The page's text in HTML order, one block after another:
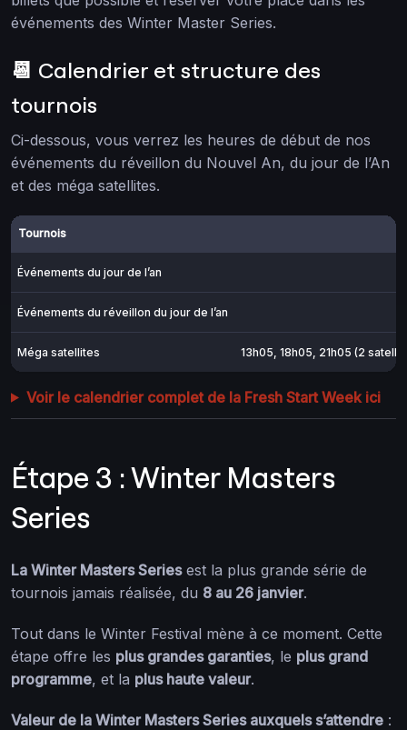
événements des Winter Master Series.
📆 Calendrier et structure des
tournois
Ci-dessous, vous verrez les heures de début de nos
événements du réveillon du Nouvel An, du jour de l’An
et des méga satellites.
Tournois
Événements du jour de l’an
Événements du réveillon du jour de l’an
Méga satellites 13h05, 18h05, 21h05 (2
Voir le calendrier complet de la Fresh Start Week ici
Étape 3 : Winter Masters
Series
La Winter Masters Seriesest la plus grande série de
tournois jamais réalisée, du 8 au 26 janvier.
Tout dans le Winter Festival mène à ce moment. Cette
étape offre les plus grandes garanties, le plus grand
programme, et la plus haute valeur.
Valeur de la Winter Masters Series auxquels s’attendre :